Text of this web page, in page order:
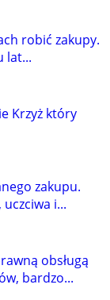
robić zakupy.
lat...
Krzyż który
zakupu.
i...
obsługą
bardzo...